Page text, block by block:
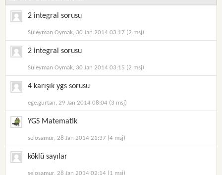
2 integral sorusu
Süleyman Oymak, 30 Jan 2014 03:17 (2 msj)
2 integral sorusu
Süleyman Oymak, 30 Jan 2014 03:15 (2 msj)
4 karışık ygs sorusu
ege.gurtan, 29 Jan 2014 08:04 (3 msj)
YGS Matematik
selosamur, 28 Jan 2014 21:37 (4 msj)
köklü sayılar
selosamur, 28 Jan 2014 02:14 (1 msj)